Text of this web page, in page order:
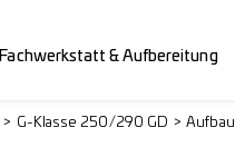
Fachwerkstatt & Aufbereitung
G-Klasse 250/290 GD Aufbau